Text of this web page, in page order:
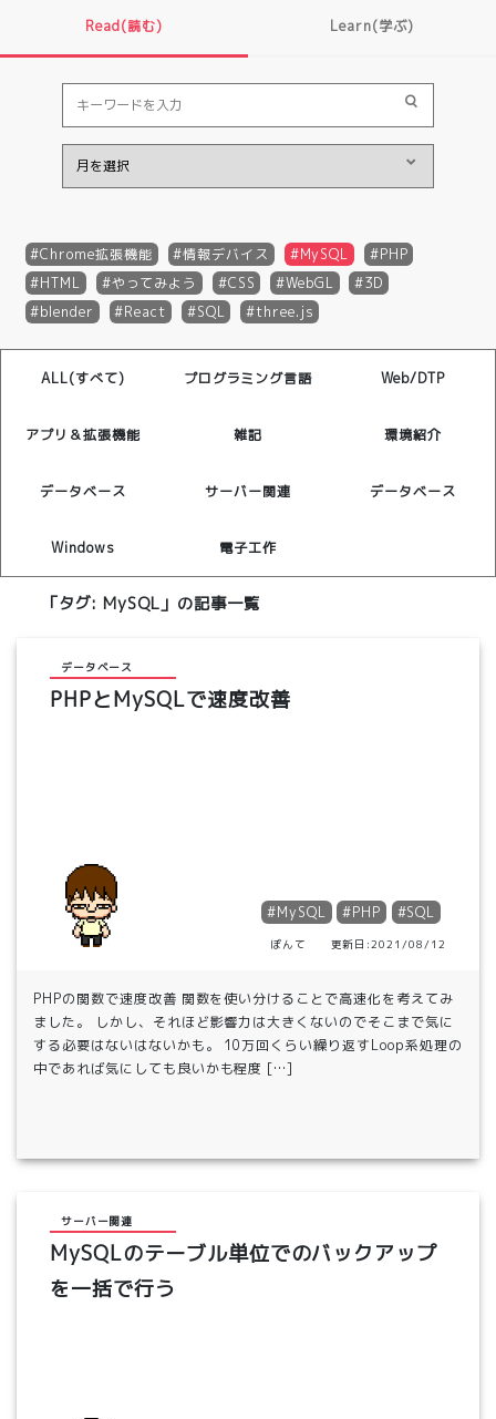
Read(読む) Learn(学ぶ)
Chrome拡張機能 情報デバイス MySQL
PHP
HTML
やってみよう CSS WebGL
3D
blender
React SQL three.js
ALL(すべて) プログラミング言語 Web/DTP
アプリ＆拡張機能 雑記 環境紹介
データベース サーバー関連 データベース
Windows 電子工作
「タグ:MySQL 」の記事一覧
データベース
PHPとMySQLで速度改善
#MySQL #PHP #SQL
ぽんて 更新日:2021/08/12
PHPの関数で速度改善 関数を使い分けることで高速化を考えてみ
ました。 しかし、それほど影響力は大きくないのでそこまで気に
する必要はないはないかも。 10万回くらい繰り返すLoop系処理の
中であれば気にしても良いかも程度 […]
サーバー関連
MySQLのテーブル単位でのバックアップ
を一括で行う